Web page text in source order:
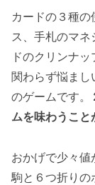
カードの３種
ス、手札のマ
ドのクリンナ
関わらず悩まし
のゲームです。
ムを味わうこと
おかげで少々
駒と６つ折りの